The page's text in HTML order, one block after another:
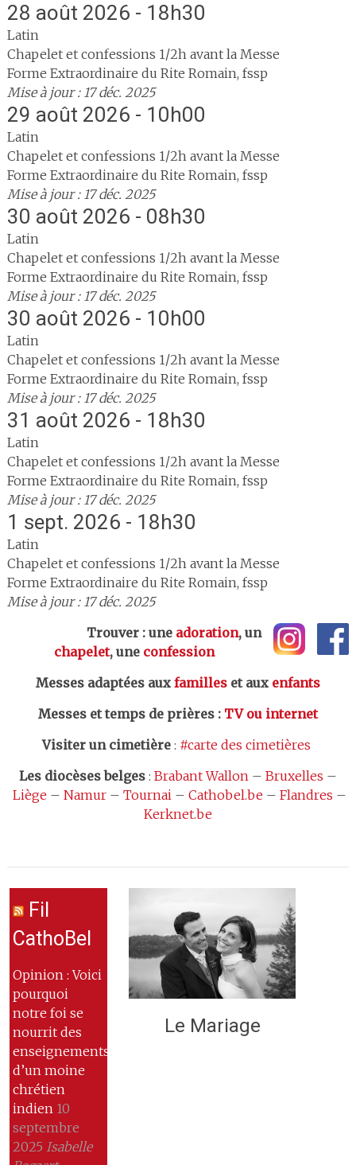
28 août 2026 - 18h30
Latin
Chapelet et confessions 1/2h avant la Messe
Forme Extraordinaire du Rite Romain, fssp
Mise à jour : 17 déc. 2025
29 août 2026 - 10h00
Latin
Chapelet et confessions 1/2h avant la Messe
Forme Extraordinaire du Rite Romain, fssp
Mise à jour : 17 déc. 2025
30 août 2026 - 08h30
Latin
Chapelet et confessions 1/2h avant la Messe
Forme Extraordinaire du Rite Romain, fssp
Mise à jour : 17 déc. 2025
30 août 2026 - 10h00
Latin
Chapelet et confessions 1/2h avant la Messe
Forme Extraordinaire du Rite Romain, fssp
Mise à jour : 17 déc. 2025
31 août 2026 - 18h30
Latin
Chapelet et confessions 1/2h avant la Messe
Forme Extraordinaire du Rite Romain, fssp
Mise à jour : 17 déc. 2025
1 sept. 2026 - 18h30
Latin
Chapelet et confessions 1/2h avant la Messe
Forme Extraordinaire du Rite Romain, fssp
Mise à jour : 17 déc. 2025
Trouver : une adoration, un
chapelet, une confession
Messes adaptées aux familleset aux enfants
Messes et temps de prières: TV ou internet
Visiter un cimetière: #carte des cimetières
Les diocèses belges: Brabant Wallon– Bruxelles –
Liège – Namur– Tournai– Cathobel.be – Flandres –
Kerknet.be
Fil
CathoBel
Opinion : Voici
pourquoi
notre foi se
nourrit des
enseignements
d’un moine
chrétien
indien 10
septembre
2025 Isabelle
Le Mariage